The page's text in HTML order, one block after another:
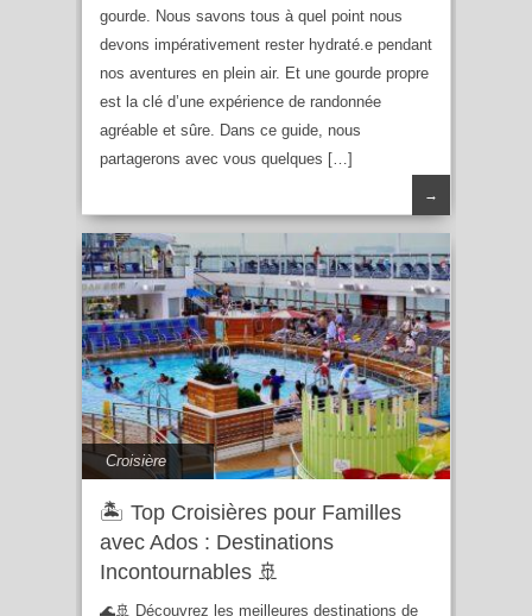
gourde. Nous savons tous à quel point nous
devons impérativement rester hydraté.e pendant
nos aventures en plein air. Et une gourde propre
est la clé d’une expérience de randonnée
agréable et sûre. Dans ce guide, nous
partagerons avec vous quelques […]
→
Croisière
🏝️ Top Croisières pour Familles
avec Ados : Destinations
Incontournables 🚢
🌊🚢 Découvrez les meilleures destinations de